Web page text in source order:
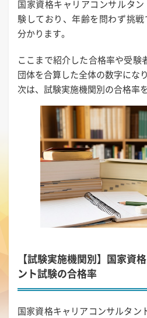
国家資格キャリアコンサルタ
験しており、年齢を問わず挑
分かります。
ここまで紹介した合格率や受験
団体を合算した全体の数字にな
次は、試験実施機関別の合格率
【試験実施機関別】国家資
ント試験の合格率
国家資格キャリアコンサルタン